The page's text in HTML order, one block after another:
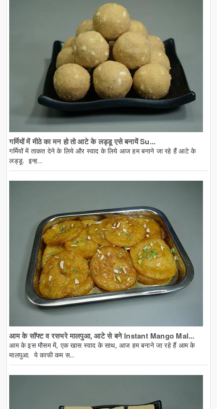
गर्मियों में मीठे का मन हो तो आटे के लड्डू एसे बनायें Su...
गर्मियों में ताकत देने के लिये और स्वाद के लिये आज हम बनाने जा रहे हैं आटे के
लड्डू. इन्ह...
आम के सॉफ्ट व रसभरे मालपुआ, आटे से बने Instant Mango Mal...
आम के इस मौसम में, एक खास स्वाद के साथ, आज हम बनाने जा रहे हैं आम के
मालपुआ. ये काफी कम स...